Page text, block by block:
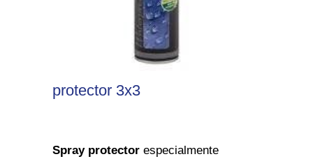
protector 3x3
Spray protector especialmente